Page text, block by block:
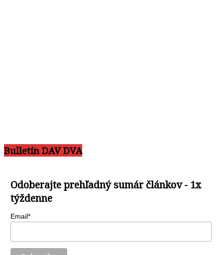
Bulletín DAV DVA
Odoberajte prehľadný sumár článkov - 1x
týždenne
Email*